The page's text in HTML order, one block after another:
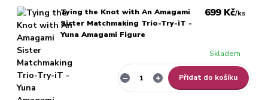
Tying the Knot with An Amagami
Sister Matchmaking Trio-Try-iT -
Yuna Amagami Figure
699 Kč/ks
Skladem
Přidat do košíku